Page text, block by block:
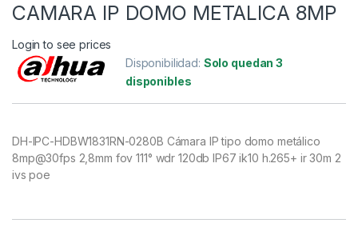
CAMARA IP DOMO METALICA 8MP
Login to see prices
Disponibilidad: Solo quedan 3
disponibles
DH-IPC-HDBW1831RN-0280B Cámara IP tipo domo metálico
8mp@30fps 2,8mm fov 111° wdr 120db IP67 ik10 h.265+ ir 30m 2
ivs poe